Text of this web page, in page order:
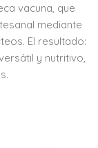
vacuna, que
mediante
El resultado:
y nutritivo,